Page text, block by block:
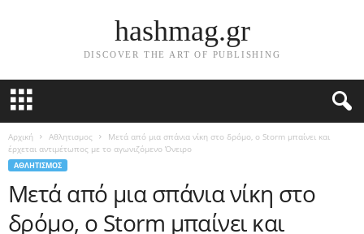
hashmag.gr
DISCOVER THE ART OF PUBLISHING
Αρχική Αθλητισμος
Μετά από μια σπάνια νίκη στο δρόμο, ο Storm μπαίνει και
έρχεται αντιμέτωπος με το αγωνιζόμενο Όνειρο
ΑΘΛΗΤΙΣΜΟΣ
Μετά από μια σπάνια νίκη στο
δρόμο, ο Storm μπαίνει και